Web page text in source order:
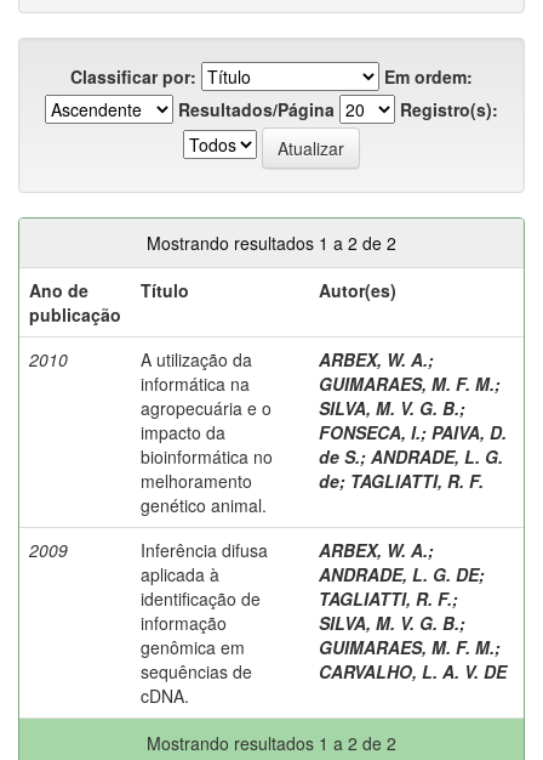
Classificar por:
Em ordem:
Resultados/Página
Registro(s):
Mostrando resultados 1 a 2 de 2
Ano de
publicação
Título Autor(es)
2010
A utilização da
informática na
agropecuária e o
impacto da
bioinformática no
melhoramento
genético animal.
ARBEX, W. A.;
GUIMARAES, M. F. M.;
SILVA, M. V. G. B.;
FONSECA, I.; PAIVA, D.
de S.; ANDRADE, L. G.
de; TAGLIATTI, R. F.
2009
Inferência difusa
aplicada à
identificação de
informação
genômica em
sequências de
cDNA.
ARBEX, W. A.;
ANDRADE, L. G. DE;
TAGLIATTI, R. F.;
SILVA, M. V. G. B.;
GUIMARAES, M. F. M.;
CARVALHO, L. A. V. DE
Mostrando resultados 1 a 2 de 2